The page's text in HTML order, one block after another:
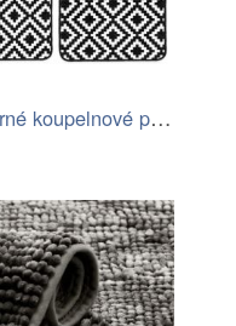
Bílo-černé koupelnové předložky v sadě…